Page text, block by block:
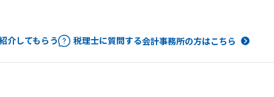
介してもらう 税理士に質問する会計事務所の方はこちら